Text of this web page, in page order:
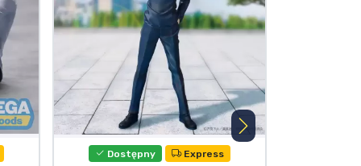
Dostępny Express